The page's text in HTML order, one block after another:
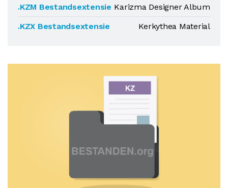
.KZM Bestandsextensie Karizma Designer Album
.KZX Bestandsextensie
Kerkythea Material